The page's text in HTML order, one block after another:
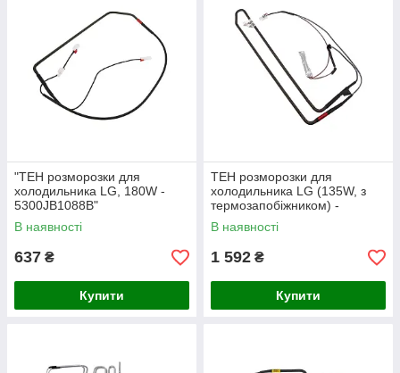
"ТЕН розморозки для
холодильника LG, 180W -
5300JB1088B"
В наявності
637 ₴
Купити
ТЕН розморозки для
холодильника LG (135W, з
термозапобіжником) -
5300JR1009M (оригінал)
В наявності
1 592 ₴
Купити